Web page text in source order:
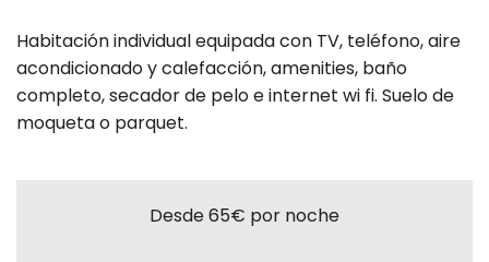
Habitación individual equipada con TV, teléfono, aire
acondicionado y calefacción, amenities, baño
completo, secador de pelo e internet wi fi. Suelo de
moqueta o parquet.
Desde 65€ por noche